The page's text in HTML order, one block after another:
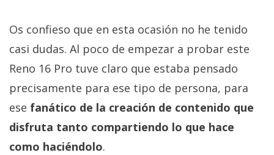
Os confieso que en esta ocasión no he tenido
casi dudas. Al poco de empezar a probar este
Reno 16 Pro tuve claro que estaba pensado
precisamente para ese tipo de persona, para
ese fanático de la creación de contenido que
disfruta tanto compartiendo lo que hace
como haciéndolo.